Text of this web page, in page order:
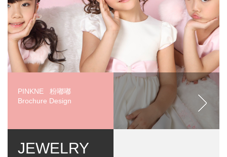
PINKNE 粉嘟嘟
Brochure Design
JEWELRY